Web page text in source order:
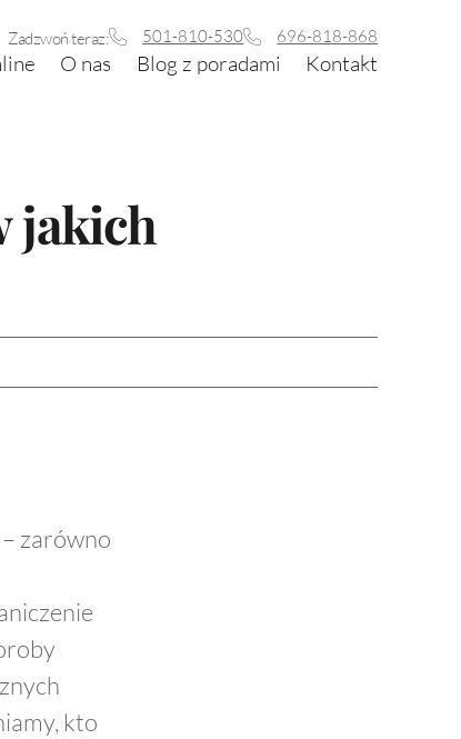
501-810-530 696-818-868
Zadzwoń teraz:
O nas Blog z poradami Kontakt
jakich
zarówno
kto